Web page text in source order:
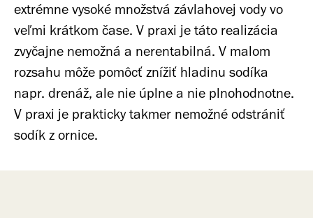
extrémne vysoké množstvá závlahovej vody vo
veľmi krátkom čase. V praxi je táto realizácia
zvyčajne nemožná a nerentabilná. V malom
rozsahu môže pomôcť znížiť hladinu sodíka
napr. drenáž, ale nie úplne a nie plnohodnotne.
V praxi je prakticky takmer nemožné odstrániť
sodík z ornice.